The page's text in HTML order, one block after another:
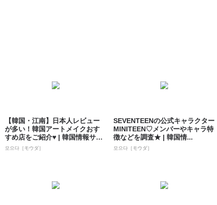
【韓国・江南】日本人レビュー
が多い！韓国アートメイクおす
すめ店をご紹介♥ | 韓国情報サイ
ト 모으...
모으다［モウダ］
SEVENTEENの公式キャラクター
MINITEEN♡メンバーやキャラ特
徴などを調査★ | 韓国情...
모으다［モウダ］